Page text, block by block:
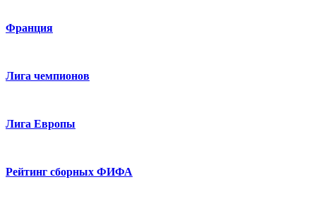
Франция
Лига чемпионов
Лига Европы
Рейтинг сборных ФИФА